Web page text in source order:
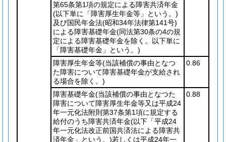
第65条第1項の規定による障害共済年金
(以下単に「障害厚生年金等」という。)
及び国民年金法(昭和34年法律第141号)
による障害基礎年金(同法第30条の4の規
定による障害基礎年金を除く。以下単に
「障害基礎年金」という。)
障害厚生年金等(当該補償の事由となつ
た障害について障害基礎年金が支給され
る場合を除く。)
0.86
障害基礎年金(当該補償の事由となつた
障害について障害厚生年金等又は平成24
年一元化法附則第37条第1項に規定する
給付のうち障害共済年金(以下「平成24
年一元化法改正前国共済法による障害共
済年金」という。)若しくは平成24年一
0.88